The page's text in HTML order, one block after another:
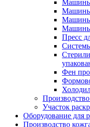
Машины
Машины
Машины
Машины
Пресс
Фен
Участок
Оборудование для
Производство